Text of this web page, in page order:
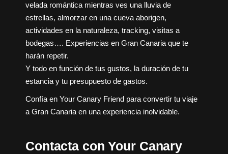
velada romántica mientras ves una lluvia de
estrellas, almorzar en una cueva aborigen,
actividades en la naturaleza, tracking, visitas a
bodegas…. Experiencias en Gran Canaria que te
harán repetir.
Y todo en función de tus gustos, la duración de tu
estancia y tu presupuesto de gastos.
Confía en Your Canary Friend para convertir tu viaje
a Gran Canaria en una experiencia inolvidable.
Contacta con Your Canary